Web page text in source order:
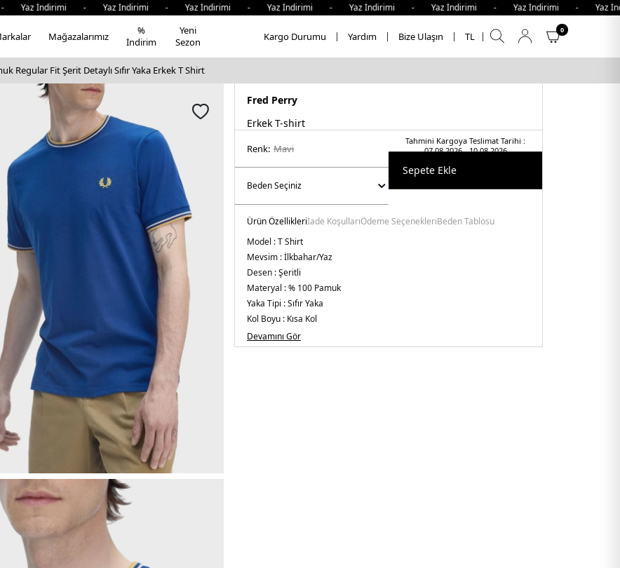
- Yaz İndirimi - Yaz İndirimi - Yaz İndirimi - Yaz İndirimi - Yaz İndirimi - Yaz İndirimi - Yaz
Mağazalarımız
%
İndirim
Yeni
Sezon
Kargo Durumu Yardım Bize Ulaşın TL
0
Regular Fit Şerit Detaylı Sıfır Yaka Erkek T Shirt
Fred Perry
Erkek T-shirt
Tahmini Kargoya Teslimat Tarihi :
07.08.2026 - 10.08.2026
Renk: mavi̇
Sepete Ekle
Ürün Özellikleriİade KoşullarıÖdeme SeçenekleriBeden Tablosu
Model :T Shirt
Mevsim :İlkbahar/Yaz
Desen :Şeritli
Materyal :% 100 Pamuk
Yaka Tipi :Sıfır Yaka
Kol Boyu : Kısa Kol
Kalıp Bilgisi :Regular Fit
Menşei :Çin
Devamını Gör